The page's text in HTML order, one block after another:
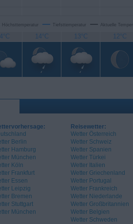
Höchsttemperatur Tiefsttemperatur Aktuelle
14°C 13°C 12°C
Berlin
Hamburg
München
Köln
Frankfurt
Essen
Leipzig
Bremen
Stuttgart
München
Reisewetter:
Wetter Österreich
Wetter Schweiz
Wetter Spanien
Wetter Türkei
Wetter Italien
Wetter Griechenland
Wetter Portugal
Wetter Frankreich
Wetter Niederlande
Wetter Großbritannien
Wetter Belgien
Wetter Schweden